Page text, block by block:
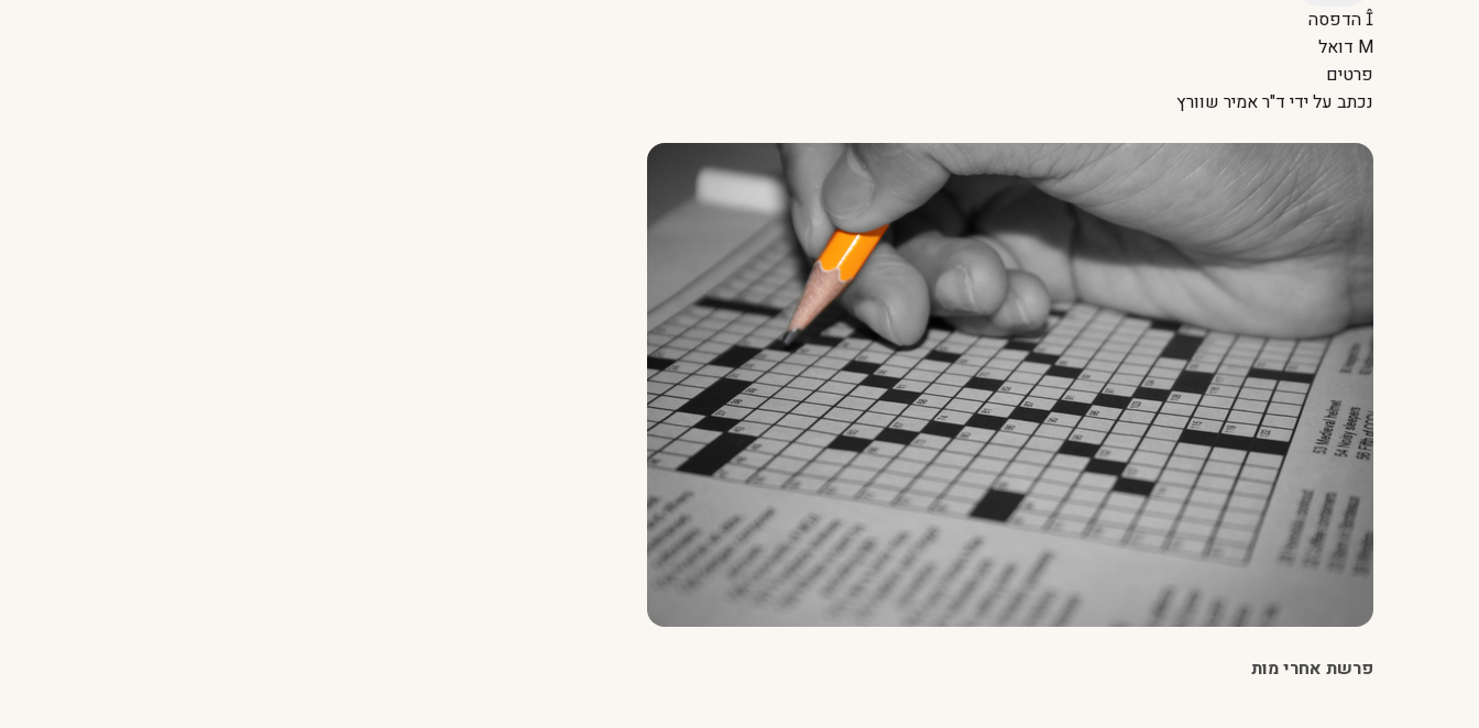
הדפסה
דואל
פרטים
נכתב על ידי ד"ר אמיר שוורץ
פרשת אחרי מות